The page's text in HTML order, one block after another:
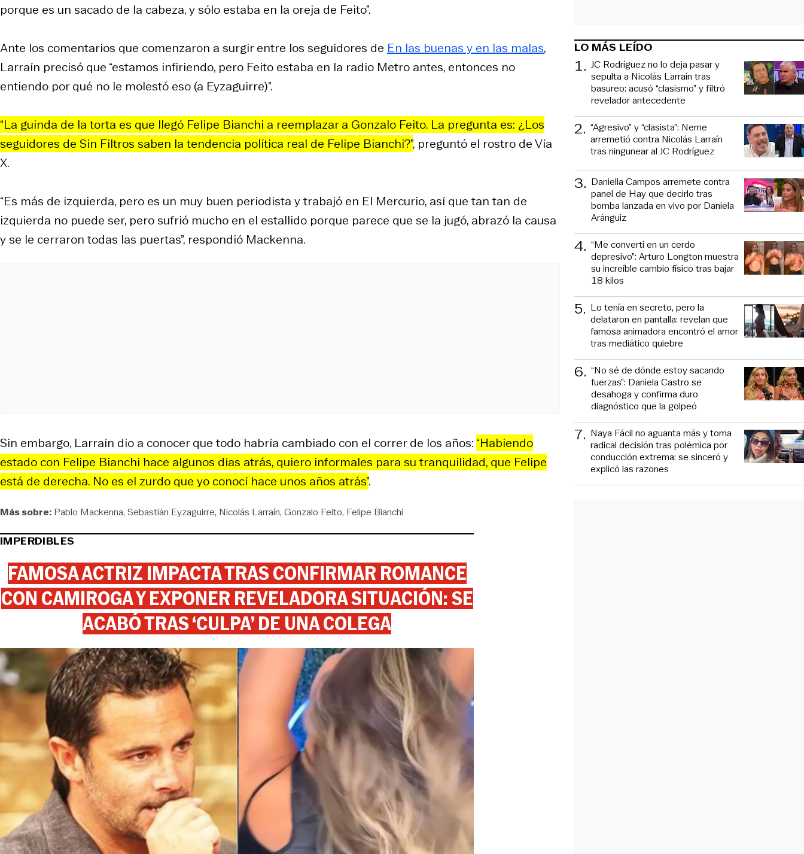
porque es un sacado de la cabeza, y sólo estaba en la oreja de Feito”.
Ante los comentarios que comenzaron a surgir entre los seguidores de En las buenas y en las malas,
Larraín precisó que “estamos infiriendo, pero Feito estaba en la radio Metro antes, entonces no
entiendo por qué no le molestó eso (a Eyzaguirre)”.
“La guinda de la torta es que llegó Felipe Bianchi a reemplazar a Gonzalo Feito. La pregunta es: ¿Los
seguidores de Sin Filtros saben la tendencia política real de Felipe Bianchi?”, preguntó el rostro de Vía
X.
“Es más de izquierda, pero es un muy buen periodista y trabajó en El Mercurio, así que tan tan de
izquierda no puede ser, pero sufrió mucho en el estallido porque parece que se la jugó, abrazó la causa
y se le cerraron todas las puertas”, respondió Mackenna.
Sin embargo, Larraín dio a conocer que todo habría cambiado con el correr de los años: “Habiendo
estado con Felipe Bianchi hace algunos días atrás, quiero informales para su tranquilidad, que Felipe
está de derecha. No es el zurdo que yo conocí hace unos años atrás”.
Más sobre: Pablo Mackenna Sebastián Eyzaguirre Nicolás Larraín Gonzalo Feito Felipe Bianchi
IMPERDIBLES
FAMOSA ACTRIZ IMPACTA TRAS CONFIRMAR ROMANCE
CON CAMIROGA Y EXPONER REVELADORA SITUACIÓN: SE
ACABÓ TRAS ‘CULPA’ DE UNA COLEGA
LO MÁS LEÍDO
1. JC Rodríguez no lo deja pasar y
sepulta a Nicolás Larraín tras
basureo: acusó “clasismo” y filtró
revelador antecedente
2. “Agresivo” y “clasista”: Neme
arremetió contra Nicolás Larraín
tras ningunear al JC Rodríguez
3. Daniella Campos arremete contra
panel de Hay que decirlo tras
bomba lanzada en vivo por Daniela
Aránguiz
4. “Me convertí en un cerdo
depresivo”: Arturo Longton muestra
su increíble cambio físico tras bajar
18 kilos
5. Lo tenía en secreto, pero la
delataron en pantalla: revelan que
famosa animadora encontró el amor
tras mediático quiebre
6. “No sé de dónde estoy sacando
fuerzas”: Daniela Castro se
desahoga y confirma duro
diagnóstico que la golpeó
7. Naya Fácil no aguanta más y toma
radical decisión tras polémica por
conducción extrema: se sinceró y
explicó las razones